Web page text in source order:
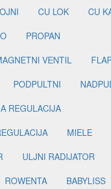
CU LOK
CU
PROPAN
VENTIL
PODPULTNI
REGULACIJA
MIELE
ULJNI RADIJATOR
ROWENTA BABYLISS